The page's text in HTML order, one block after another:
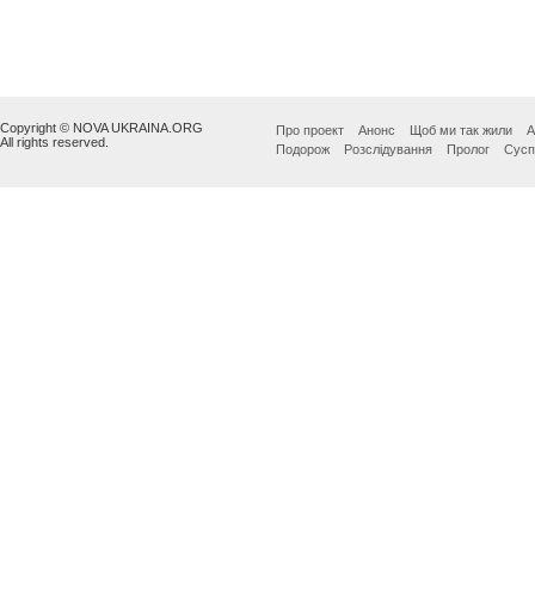
Copyright © NOVA UKRAINA.ORG
All rights reserved.
Про проект Анонс Щоб ми так жили
Подорож
Розслідування Пролог